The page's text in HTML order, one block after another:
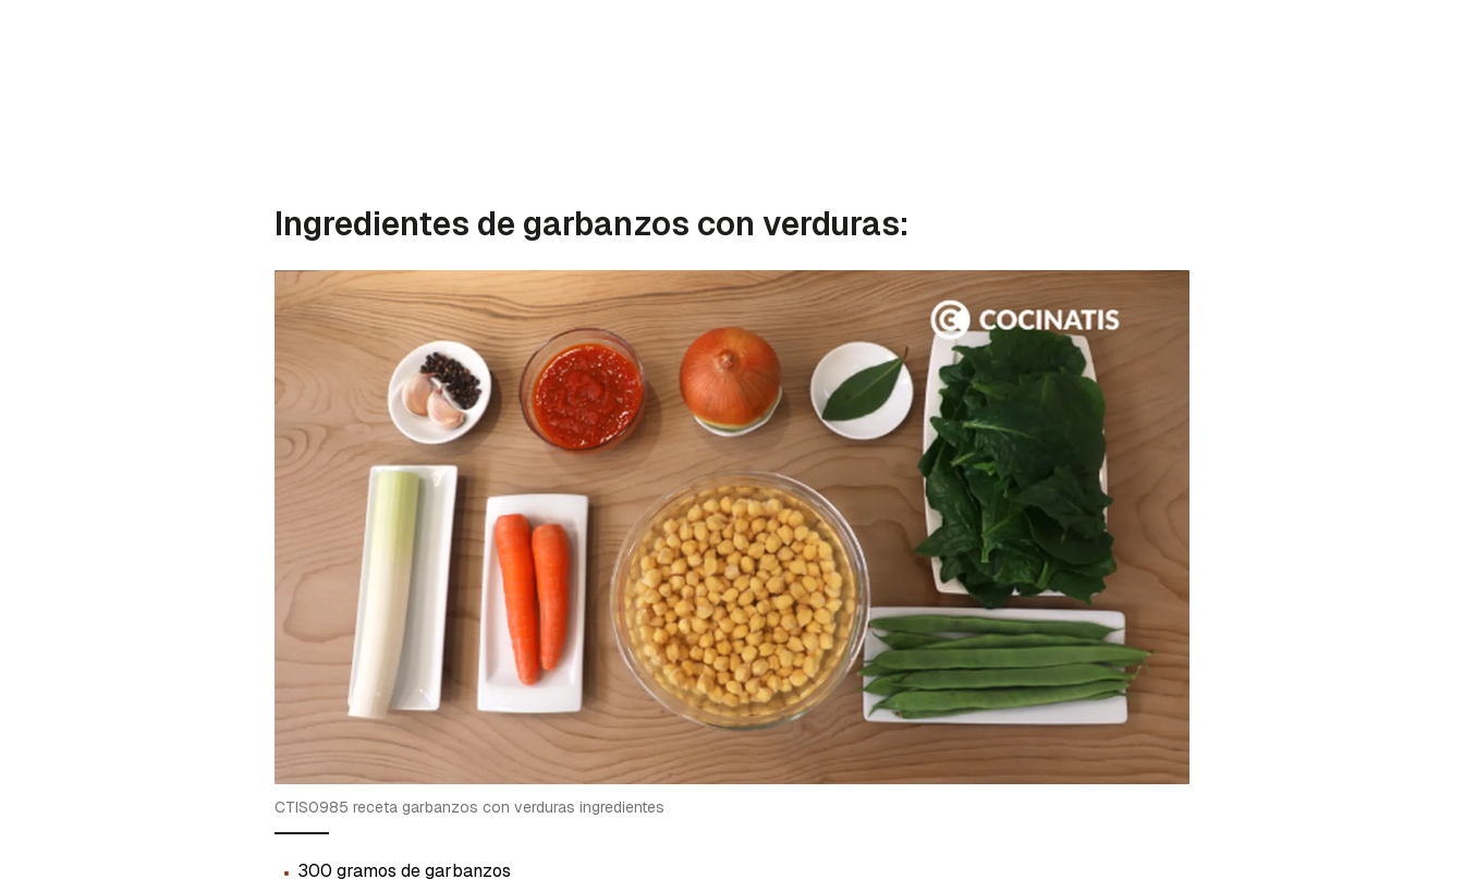
Guardar como favorito
Para poder guardar como favorito, primero has de iniciar sesión con tu
cuenta de Cocinatis.
INICIAR SESIÓN CANCELAR
Ingredientes de garbanzos con verduras:
CTIS0985 receta garbanzos con verduras ingredientes
300 gramos de garbanzos
Contenido enviado
Gracias por suscribirte a nuestro boletín.
ACEPTAR